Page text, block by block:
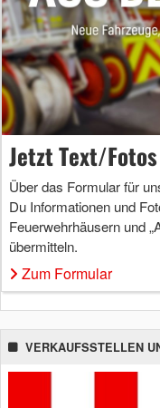
Jetzt Text/
Über das Formular für
Du Informationen und
Feuerwehrhäusern und
übermitteln.
Zum Formular
VERKAUFSSTELLEN